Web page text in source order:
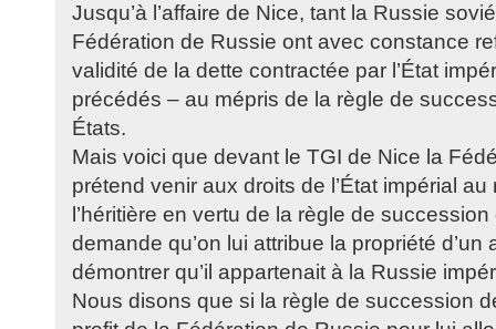
Jusqu’à l’affaire de Nice, tant la Russie
Fédération de Russie ont avec constance
validité de la dette contractée par l’État
précédés – au mépris de la règle de
États.
Mais voici que devant le TGI de Nice la
prétend venir aux droits de l’État impérial au
l’héritière en vertu de la règle de
demande qu’on lui attribue la propriété d’un
démontrer qu’il appartenait à la Russie
Nous disons que si la règle de succession